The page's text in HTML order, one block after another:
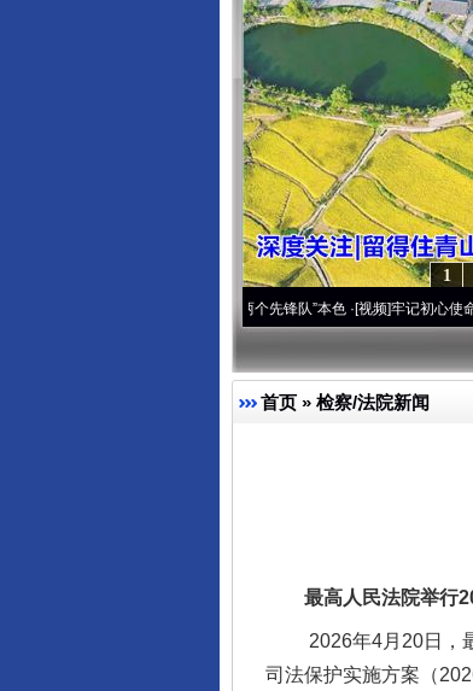
1
永葆“两个先锋队”本色·[视频]牢记初心使命 奋进复兴
首页 » 检察/法院新闻
最高人民法院举行
2026年4月20日，最
司法保护实施方案（